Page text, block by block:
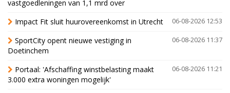
vastgoedleningen van 1,1 mrd over
06-08-2026 12:53
Impact Fit sluit huurovereenkomst in Utrecht
06-08-2026 11:37
SportCity opent nieuwe vestiging in
Doetinchem
06-08-2026 11:21
Portaal: 'Afschaffing winstbelasting maakt
3.000 extra woningen mogelijk'